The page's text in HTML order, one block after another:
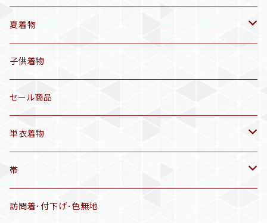
袷着物(10〜5月頃)
セオα 着物(5〜9月頃)
三分紐
帯揚げ
羽織
半幅帯
夏着物
アンティーク着物
リサイクル着物
子供着物
セール商品
単衣着物
アンティーク着物
リサイクル着物
帯
リサイクル帯
訪問着･付下げ･色無地